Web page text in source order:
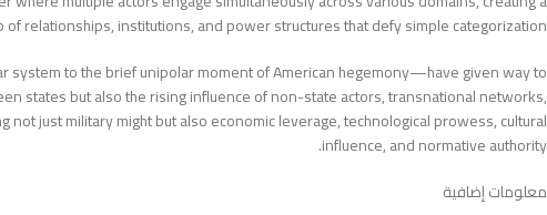
of relationships, institutions, and power structures that defy simple categorization.
to the brief unipolar moment of American hegemony—have given way to
states but also the rising influence of non-state actors, transnational networks,
just military might but also economic leverage, technological prowess, cultural
influence, and normative authority.
معلومات إضافية